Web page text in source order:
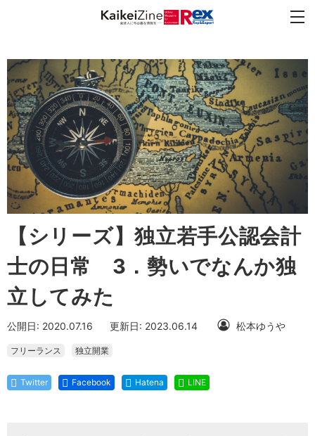
【シリーズ】独立若手公認会計
士の日常 3．勢いでなんか独
立してみた
公開日: 2020.07.16 更新日: 2023.06.14 松本ゆうや
フリーランス 独立開業
Twitter Facebook Hatena LINE